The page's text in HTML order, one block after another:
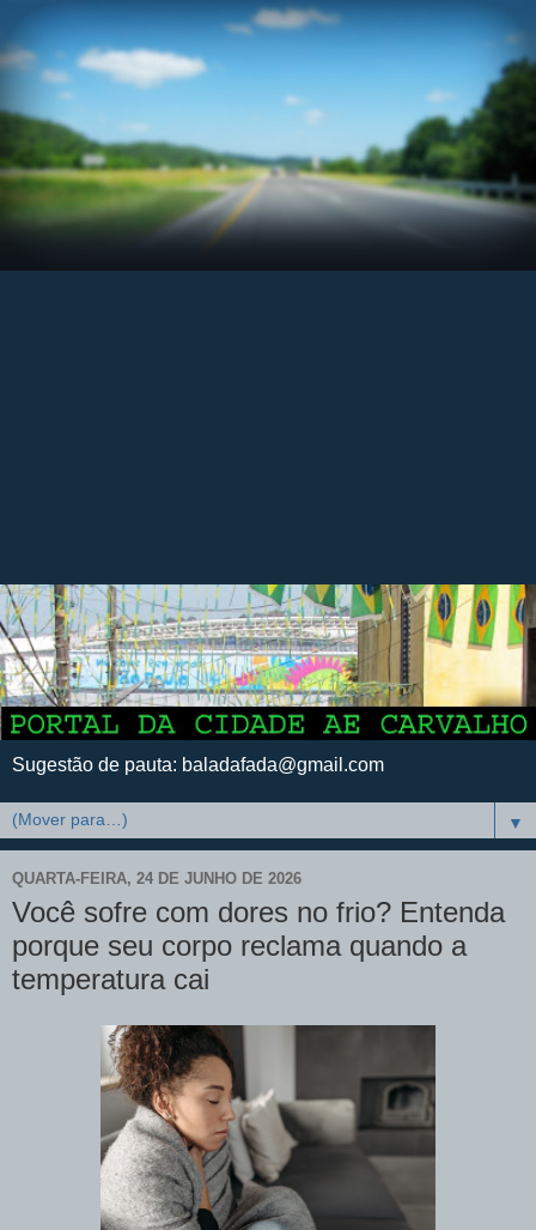
Sugestão de pauta: baladafada@gmail.com
▼
QUARTA-FEIRA, 24 DE JUNHO DE 2026
Você sofre com dores no frio? Entenda
porque seu corpo reclama quando a
temperatura cai